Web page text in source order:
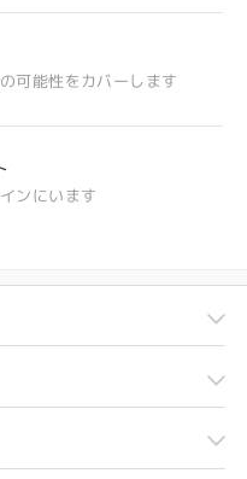
可能性をカバーします
ンにいます